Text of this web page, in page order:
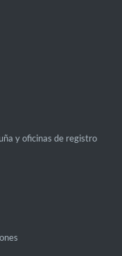
y oficinas de registro